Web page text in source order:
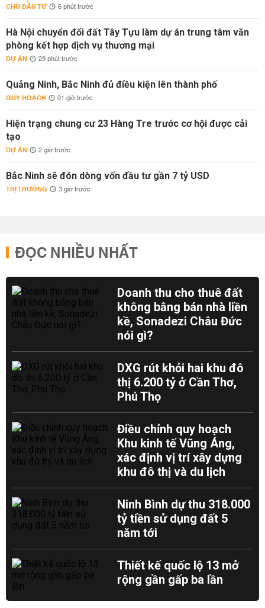
CHỦ ĐẦU TƯ 6 phút trước
Hà Nội chuyển đổi đất Tây Tựu làm dự án trung tâm văn
phòng kết hợp dịch vụ thương mại
DỰ ÁN 29 phút trước
Quảng Ninh, Bắc Ninh đủ điều kiện lên thành phố
QUY HOẠCH 01 giờ trước
Hiện trạng chung cư 23 Hàng Tre trước cơ hội được cải
tạo
DỰ ÁN 2 giờ trước
Bắc Ninh sẽ đón dòng vốn đầu tư gần 7 tỷ USD
THỊ TRƯỜNG 3 giờ trước
ĐỌC NHIỀU NHẤT
Doanh thu cho thuê đất
không bằng bán nhà liền
kề, Sonadezi Châu Đức
nói gì?
DXG rút khỏi hai khu đô
thị 6.200 tỷ ở Cần Thơ,
Phú Thọ
Điều chỉnh quy hoạch
Khu kinh tế Vũng Áng,
xác định vị trí xây dựng
khu đô thị và du lịch
Ninh Bình dự thu 318.000
tỷ tiền sử dụng đất 5
năm tới
Thiết kế quốc lộ 13 mở
rộng gần gấp ba lần